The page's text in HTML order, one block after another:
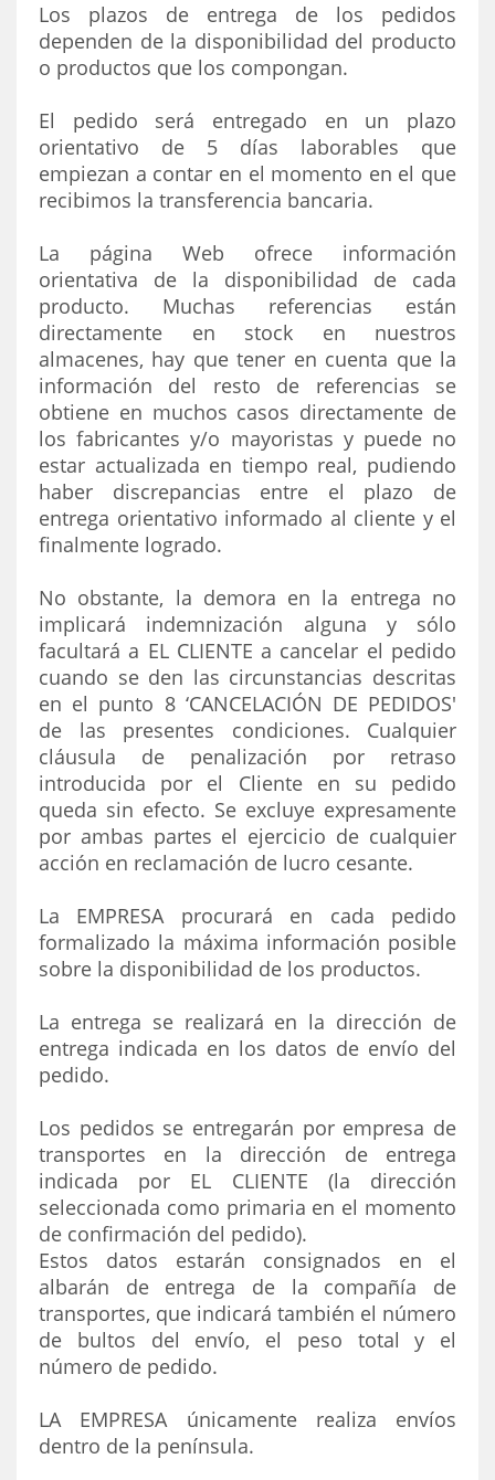
Los plazos de entrega de los pedidos
dependen de la disponibilidad del producto
o productos que los compongan.
El pedido será entregado en un plazo
orientativo de 5 días laborables que
empiezan a contar en el momento en el que
recibimos la transferencia bancaria.
La página Web ofrece información
orientativa de la disponibilidad de cada
producto. Muchas referencias están
directamente en stock en nuestros
almacenes, hay que tener en cuenta que la
información del resto de referencias se
obtiene en muchos casos directamente de
los fabricantes y/o mayoristas y puede no
estar actualizada en tiempo real, pudiendo
haber discrepancias entre el plazo de
entrega orientativo informado al cliente y el
finalmente logrado.
No obstante, la demora en la entrega no
implicará indemnización alguna y sólo
facultará a EL CLIENTE a cancelar el pedido
cuando se den las circunstancias descritas
en el punto 8 ‘CANCELACIÓN DE PEDIDOS'
de las presentes condiciones. Cualquier
cláusula de penalización por retraso
introducida por el Cliente en su pedido
queda sin efecto. Se excluye expresamente
por ambas partes el ejercicio de cualquier
acción en reclamación de lucro cesante.
La EMPRESA procurará en cada pedido
formalizado la máxima información posible
sobre la disponibilidad de los productos.
La entrega se realizará en la dirección de
entrega indicada en los datos de envío del
pedido.
Los pedidos se entregarán por empresa de
transportes en la dirección de entrega
indicada por EL CLIENTE (la dirección
seleccionada como primaria en el momento
de confirmación del pedido).
Estos datos estarán consignados en el
albarán de entrega de la compañía de
transportes, que indicará también el número
de bultos del envío, el peso total y el
número de pedido.
LA EMPRESA únicamente realiza envíos
dentro de la península.